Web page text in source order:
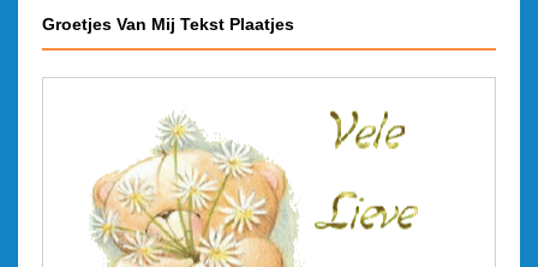
Groetjes Van Mij Tekst Plaatjes